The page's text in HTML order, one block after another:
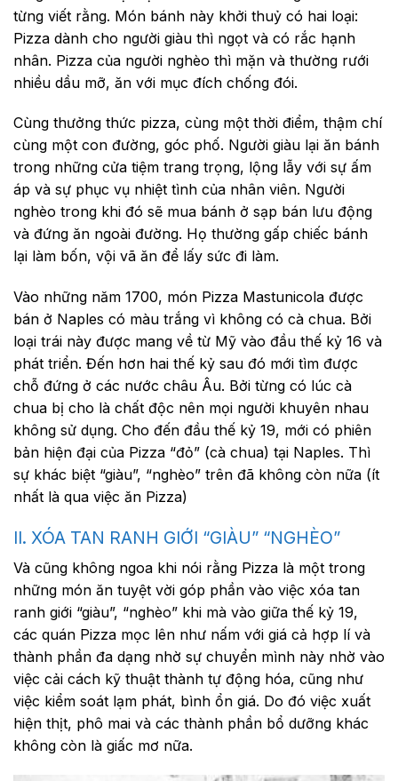
từng viết rằng. Món bánh này khởi thuỷ có hai loại:
Pizza dành cho người giàu thì ngọt và có rắc hạnh
nhân. Pizza của người nghèo thì mặn và thường rưới
nhiều dầu mỡ, ăn với mục đích chống đói.
Cùng thưởng thức pizza, cùng một thời điểm, thậm chí
cùng một con đường, góc phố. Người giàu lại ăn bánh
trong những cửa tiệm trang trọng, lộng lẫy với sự ấm
áp và sự phục vụ nhiệt tình của nhân viên. Người
nghèo trong khi đó sẽ mua bánh ở sạp bán lưu động
và đứng ăn ngoài đường. Họ thường gấp chiếc bánh
lại làm bốn, vội vã ăn để lấy sức đi làm.
Vào những năm 1700, món Pizza Mastunicola được
bán ở Naples có màu trắng vì không có cà chua. Bởi
loại trái này được mang về từ Mỹ vào đầu thế kỷ 16 và
phát triển. Đến hơn hai thế kỷ sau đó mới tìm được
chỗ đứng ở các nước châu Âu. Bởi từng có lúc cà
chua bị cho là chất độc nên mọi người khuyên nhau
không sử dụng. Cho đến đầu thế kỷ 19, mới có phiên
bản hiện đại của Pizza “đỏ” (cà chua) tại Naples. Thì
sự khác biệt “giàu”, “nghèo” trên đã không còn nữa (ít
nhất là qua việc ăn Pizza)
II. XÓA TAN RANH GIỚI “GIÀU” “NGHÈO”
Và cũng không ngoa khi nói rằng Pizza là một trong
những món ăn tuyệt vời góp phần vào việc xóa tan
ranh giới “giàu”, “nghèo” khi mà vào giữa thế kỷ 19,
các quán Pizza mọc lên như nấm với giá cả hợp lí và
thành phần đa dạng nhờ sự chuyển mình này nhờ vào
việc cải cách kỹ thuật thành tự động hóa, cũng như
việc kiểm soát lạm phát, bình ổn giá. Do đó việc xuất
hiện thịt, phô mai và các thành phần bổ dưỡng khác
không còn là giấc mơ nữa.